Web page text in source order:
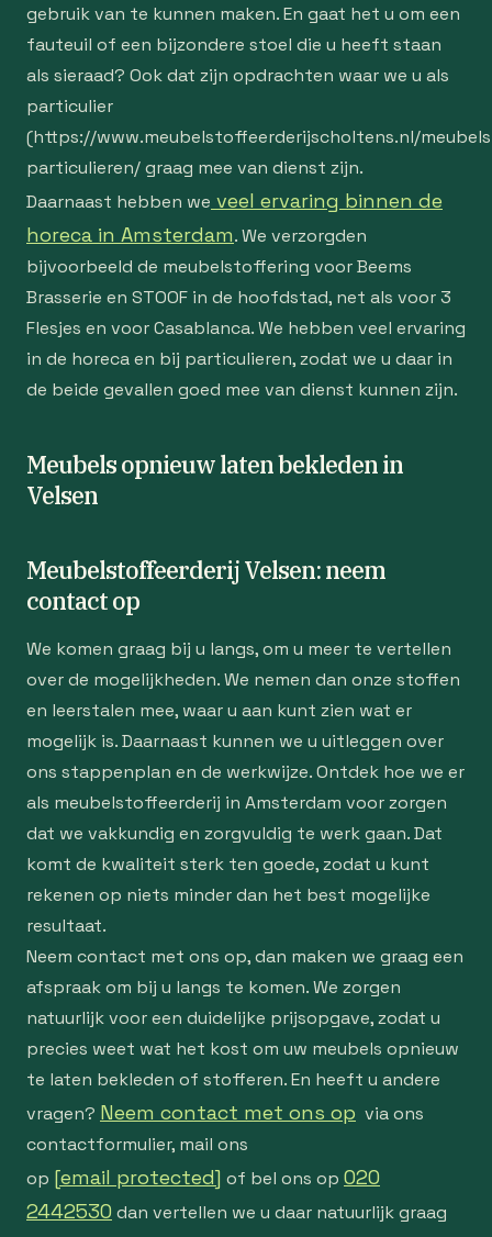
gebruik van te kunnen maken. En gaat het u om een
fauteuil of een bijzondere stoel die u heeft staan
als sieraad? Ook dat zijn opdrachten waar we u als
particulier
(https://www.meubelstoffeerderijscholtens.nl/
particulieren/ graag mee van dienst zijn.
Daarnaast hebben we veel ervaring binnen de
horeca in Amsterdam. We verzorgden
bijvoorbeeld de meubelstoffering voor Beems
Brasserie en STOOF in de hoofdstad, net als voor 3
Flesjes en voor Casablanca. We hebben veel ervaring
in de horeca en bij particulieren, zodat we u daar in
de beide gevallen goed mee van dienst kunnen zijn.
Meubels opnieuw laten bekleden in
Velsen
Meubelstoffeerderij Velsen: neem
contact op
We komen graag bij u langs, om u meer te vertellen
over de mogelijkheden. We nemen dan onze stoffen
en leerstalen mee, waar u aan kunt zien wat er
mogelijk is. Daarnaast kunnen we u uitleggen over
ons stappenplan en de werkwijze. Ontdek hoe we er
als meubelstoffeerderij in Amsterdam voor zorgen
dat we vakkundig en zorgvuldig te werk gaan. Dat
komt de kwaliteit sterk ten goede, zodat u kunt
rekenen op niets minder dan het best mogelijke
resultaat.
Neem contact met ons op, dan maken we graag een
afspraak om bij u langs te komen. We zorgen
natuurlijk voor een duidelijke prijsopgave, zodat u
precies weet wat het kost om uw meubels opnieuw
te laten bekleden of stofferen. En heeft u andere
vragen? Neem contact met ons op via ons
contactformulier, mail ons
op [email protected] of bel ons op 020
2442530 dan vertellen we u daar natuurlijk graag